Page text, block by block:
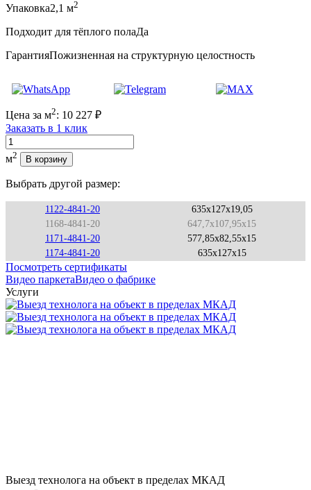
Упаковка2,1 м2
Подходит для тёплого полаДа
ГарантияПожизненная на структурную целостность
Цена за м2: 10 227 ₽
Заказать в 1 клик
Количество
м2 В корзину
Выбрать другой размер:
1122-4841-20
635x127x19,05
1168-4841-20
647,7x107,95x15
1171-4841-20
577,85x82,55x15
1174-4841-20
635x127x15
Посмотреть сертификаты
Видео паркетаВидео о фабрике
Услуги
Выезд технолога на объект в пределах МКАД